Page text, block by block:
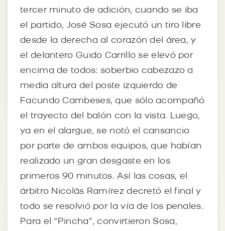
tercer minuto de adición, cuando se iba
el partido, José Sosa ejecutó un tiro libre
desde la derecha al corazón del área, y
el delantero Guido Carrillo se elevó por
encima de todos: soberbio cabezazo a
media altura del poste izquierdo de
Facundo Cambeses, que sólo acompañó
el trayecto del balón con la vista. Luego,
ya en el alargue, se notó el cansancio
por parte de ambos equipos, que habían
realizado un gran desgaste en los
primeros 90 minutos. Así las cosas, el
árbitro Nicolás Ramírez decretó el final y
todo se resolvió por la vía de los penales.
Para el “Pincha”, convirtieron Sosa,